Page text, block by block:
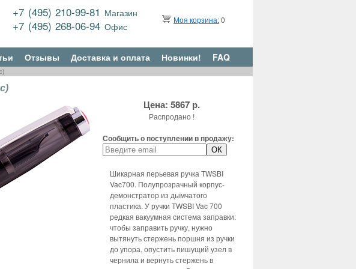
+7 (495) 210-99-81 Магазин
+7 (495) 268-06-94Офис
Моя корзина:0
Отзывы Доставка и оплата Новинки! FAQ
Цена: 5867 р.
Распродано !
Сообщить о поступлении в продажу:
Шикарная перьевая ручка TWSBI
Vac700. Полупрозрачный корпус-
демонстратор из дымчатого
пластика. У ручки TWSBI Vac 700
редкая вакуумная система заправки:
чтобы заправить ручку, нужно
вытянуть стержень поршня из ручки
до упора, опустить пишущий узел в
чернила и вернуть стержень в